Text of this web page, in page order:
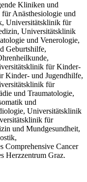
Kliniken und
Anästhesiologie und
Universitätsklinik für
Universitätsklinik
und Venerologie,
Geburtshilfe,
für Kinder-
Kinder- und Jugendhilfe,
für
und Traumatologie,
und
Universitätsklinik
für
und Mundgesundheit,
Comprehensive Cancer
Herzzentrum Graz.